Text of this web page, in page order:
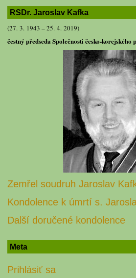
RSDr. Jaroslav Kafka
(27. 3. 1943 – 25. 4. 2019)
čestný předseda Společnosti česko-korejského
Zemřel soudruh Jaroslav
Kondolence k úmrtí s.
Další doručené kondolence
Meta
Prihlásiť sa